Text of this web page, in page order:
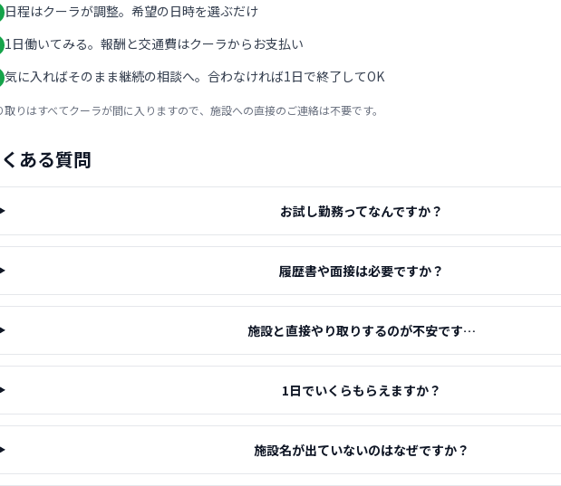
日程はクーラが調整。希望の日時を選ぶだけ
1日働いてみる。報酬と交通費はクーラからお支払い
気に入ればそのまま継続の相談へ。合わなければ1日で終了してOK
取りはすべてクーラが間に入りますので、施設への直接のご連絡は不要です。
ある質問
お試し勤務ってなんですか？
履歴書や面接は必要ですか？
施設と直接やり取りするのが不安です…
1日でいくらもらえますか？
施設名が出ていないのはなぜですか？